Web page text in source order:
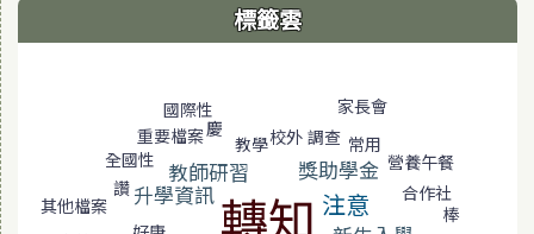
標籤雲
國際性
重要檔案慶
家長會
全國性
教學校外 調查 常用
其他檔案
讚 升學資訊
教師研習 獎助學金 營養午餐
轉知 注意 合作社
棒